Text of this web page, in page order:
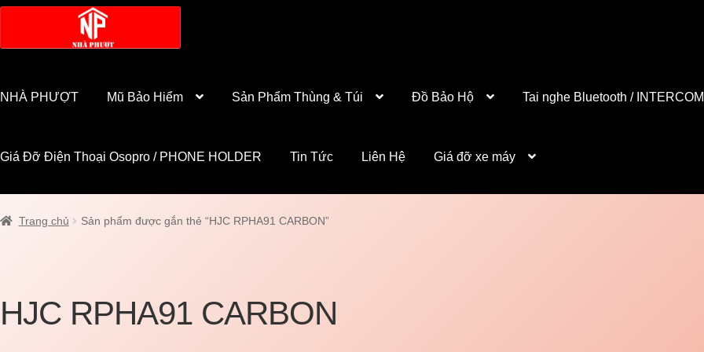
NHÀ PHƯỢT Mũ Bảo Hiểm Sản Phẩm Thùng & Túi Đồ Bảo Hộ Tai nghe Bluetooth / INTERCOM
Giá Đỡ Điện Thoại Osopro / PHONE HOLDER Tin Tức Liên Hệ Giá đỡ xe máy
Trang chủ Sản phẩm được gắn thẻ “HJC RPHA91 CARBON”
HJC RPHA91 CARBON